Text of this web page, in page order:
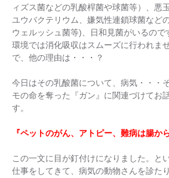
ィズス菌などの乳酸桿菌や球菌等）、悪
ユウバクテリウム、嫌気性連鎖球菌など
ウェルッシュ菌等)、日和見菌がいるので
環境では消化吸収はスムーズに行われませ
で、他の理由は・・・？
今日はその乳酸菌について、病気・・・
モの命を奪った『ガン』に関連づけてお
す。
『ペットのがん、アトピー、難病は腸か
この一文に目が釘付けになりました。と
仕事をしてきて、病気の動物さんを診た